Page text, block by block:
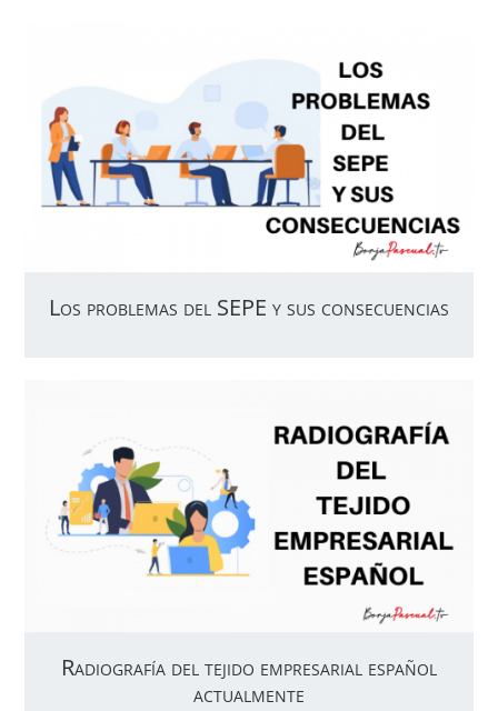
Los problemas del SEPE y sus consecuencias
Radiografía del tejido empresarial español
actualmente